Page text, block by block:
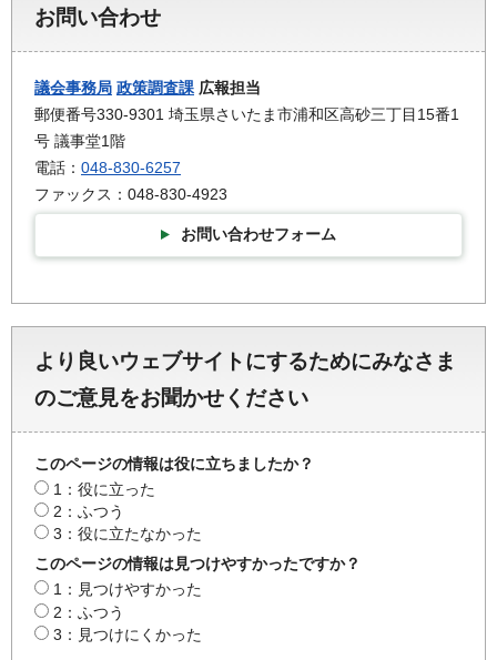
お問い合わせ
議会事務局 政策調査課 広報担当
郵便番号330-9301 埼玉県さいたま市浦和区高砂三丁目15番1
号 議事堂1階
電話： 048-830-6257
ファックス：048-830-4923
お問い合わせフォーム
より良いウェブサイトにするためにみなさま
のご意見をお聞かせください
このページの情報は役に立ちましたか？
1：役に立った
2：ふつう
3：役に立たなかった
このページの情報は見つけやすかったですか？
1：見つけやすかった
2：ふつう
3：見つけにくかった